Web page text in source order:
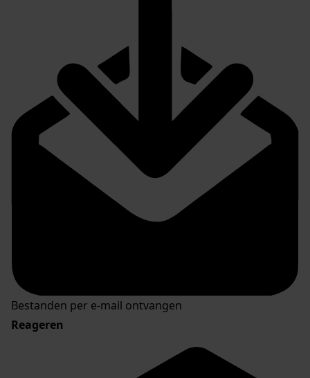
Bestanden per e-mail ontvangen
Reageren